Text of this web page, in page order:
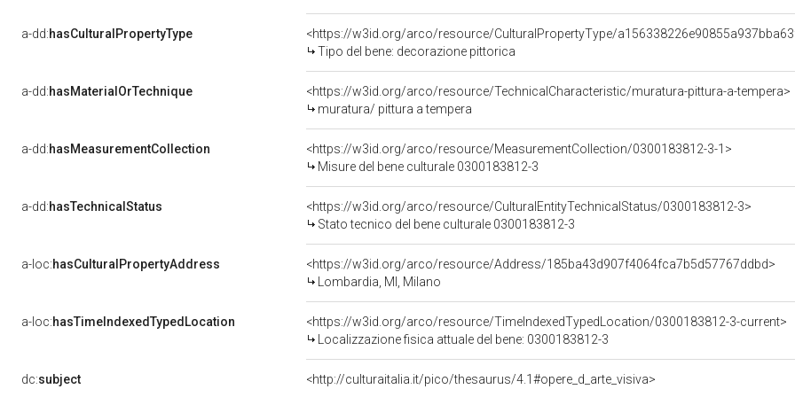
a-dd:hasCulturalPropertyType
<https://w3id.org/arco/resource/CulturalPropertyType/
Tipo del bene: decorazione pittorica
a-dd:hasMaterialOrTechnique
<https://w3id.org/arco/resource/TechnicalCharacteristic/muratura-pittura-a-tempera>
muratura/ pittura a tempera
a-dd:hasMeasurementCollection
<https://w3id.org/arco/resource/MeasurementCollection/0300183812-3-1>
Misure del bene culturale 0300183812-3
a-dd:hasTechnicalStatus
<https://w3id.org/arco/resource/CulturalEntityTechnicalStatus/0300183812-3>
Stato tecnico del bene culturale 0300183812-3
a-loc:hasCulturalPropertyAddress
<https://w3id.org/arco/resource/Address/185ba43d907f4064fca7b5d57767ddbd>
Lombardia, MI, Milano
a-loc:hasTimeIndexedTypedLocation
<https://w3id.org/arco/resource/TimeIndexedTypedLocation/0300183812-3-current>
Localizzazione fisica attuale del bene: 0300183812-3
dc:subject <http://culturaitalia.it/pico/thesaurus/4.1#opere_d_arte_visiva>